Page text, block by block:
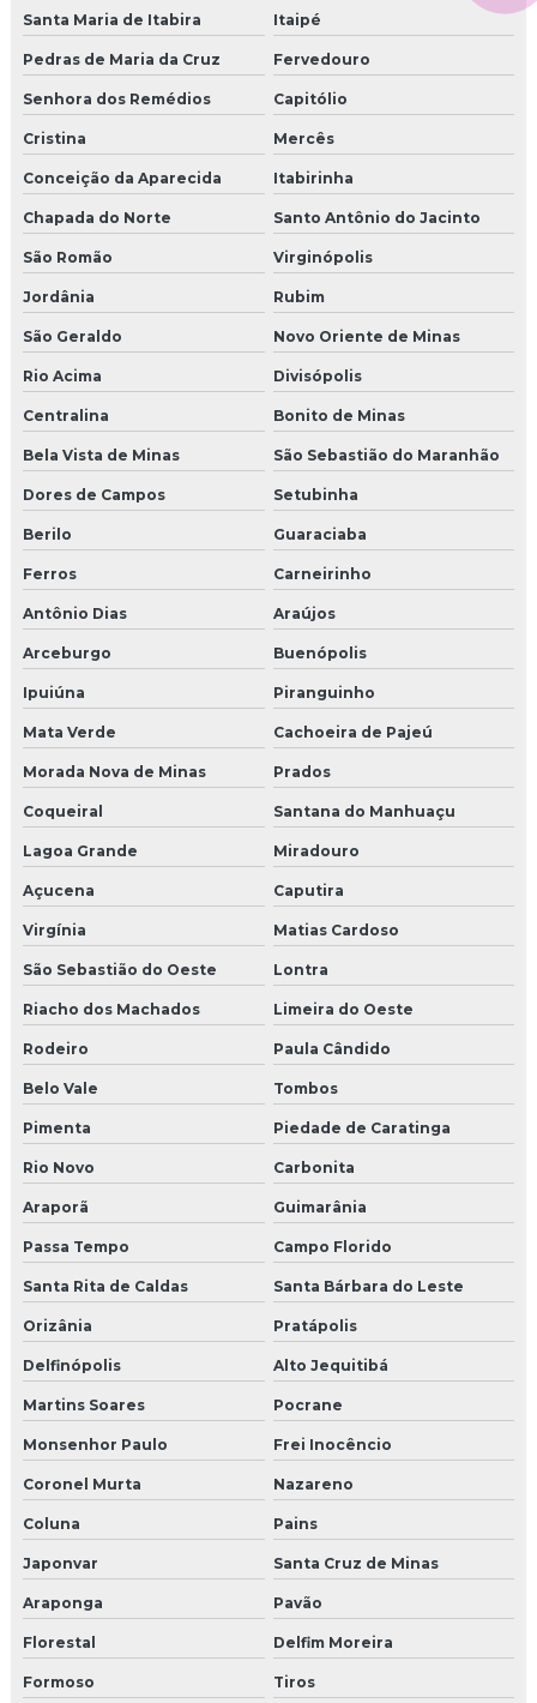
Santa Maria de Itabira Itaipé
Pedras de Maria da Cruz Fervedouro
Senhora dos Remédios Capitólio
Cristina Mercês
Conceição da Aparecida Itabirinha
Chapada do Norte Santo Antônio do Jacinto
São Romão Virginópolis
Jordânia Rubim
São Geraldo Novo Oriente de Minas
Rio Acima Divisópolis
Centralina Bonito de Minas
Bela Vista de Minas São Sebastião do Maranhão
Dores de Campos Setubinha
Berilo Guaraciaba
Ferros Carneirinho
Antônio Dias Araújos
Arceburgo Buenópolis
Ipuiúna Piranguinho
Mata Verde Cachoeira de Pajeú
Morada Nova de Minas Prados
Coqueiral Santana do Manhuaçu
Lagoa Grande Miradouro
Açucena Caputira
Virgínia Matias Cardoso
São Sebastião do Oeste Lontra
Riacho dos Machados Limeira do Oeste
Rodeiro Paula Cândido
Belo Vale Tombos
Pimenta Piedade de Caratinga
Rio Novo Carbonita
Araporã Guimarânia
Passa Tempo Campo Florido
Santa Rita de Caldas Santa Bárbara do Leste
Orizânia Pratápolis
Delfinópolis Alto Jequitibá
Martins Soares Pocrane
Monsenhor Paulo Frei Inocêncio
Coronel Murta Nazareno
Coluna Pains
Japonvar Santa Cruz de Minas
Araponga Pavão
Florestal Delfim Moreira
Formoso Tiros